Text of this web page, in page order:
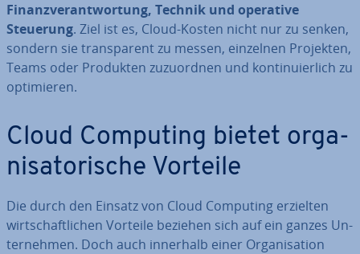
Fi­nanz­ver­ant­wor­tung, Technik und operative
Steuerung. Ziel ist es, Cloud-Kosten nicht nur zu senken,
sondern sie trans­pa­rent zu messen, einzelnen Projekten,
Teams oder Produkten zu­zu­ord­nen und kon­ti­nu­ier­lich zu
op­ti­mie­ren.
Cloud Computing bietet or­ga­
ni­sa­to­ri­sche Vorteile
Die durch den Einsatz von Cloud Computing erzielten
wirt­schaft­li­chen Vorteile beziehen sich auf ein ganzes Un­
ter­neh­men. Doch auch innerhalb einer Or­ga­ni­sa­ti­on